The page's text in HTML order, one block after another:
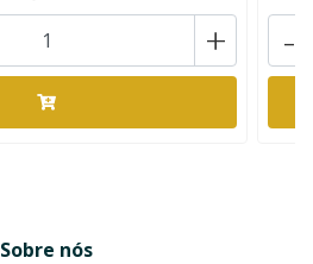
+ -
Sobre nós